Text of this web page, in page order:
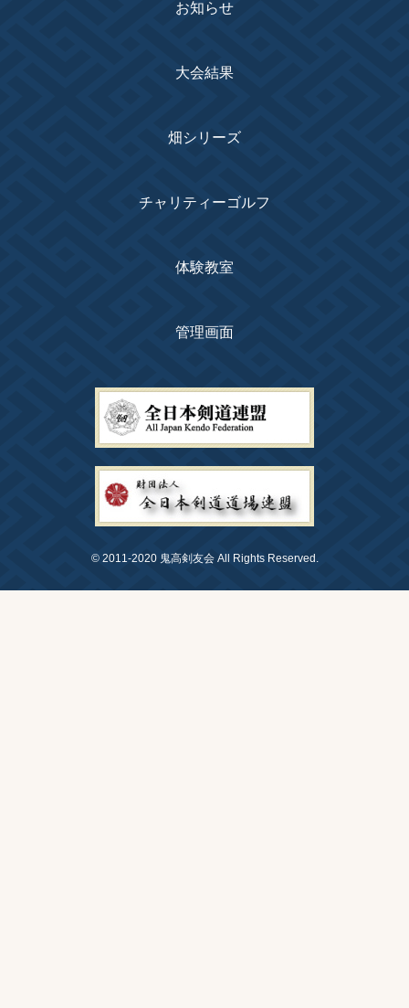
お知らせ
大会結果
畑シリーズ
チャリティーゴルフ
体験教室
管理画面
© 2011-2020 鬼高剣友会 All Rights Reserved.